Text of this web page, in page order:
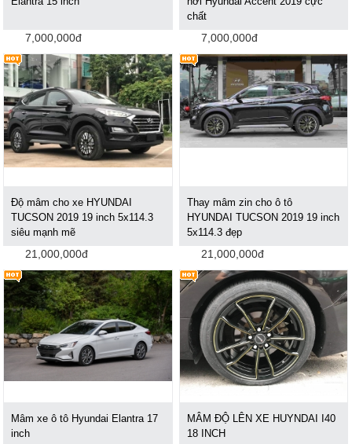
7,000,000đ
chất
7,000,000đ
Độ mâm cho xe HYUNDAI
TUCSON 2019 19 inch 5x114.3
siêu mạnh mẽ
21,000,000đ
Thay mâm zin cho ô tô
HYUNDAI TUCSON 2019 19 inch
5x114.3 đẹp
21,000,000đ
Mâm xe ô tô Hyundai Elantra 17
inch
MÂM ĐỘ LÊN XE HUYNDAI I40
18 INCH